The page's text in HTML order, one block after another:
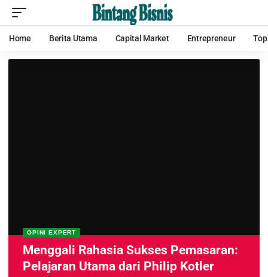
Home Berita Utama Capital Market Entrepreneur
OPINI EXPERT
Menggali Rahasia Sukses Pemasaran:
Pelajaran Utama dari Philip Kotler